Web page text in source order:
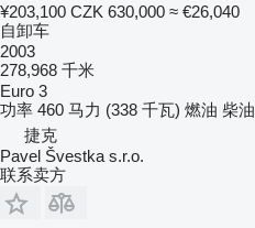
¥203,100 CZK 630,000 ≈ €26,040
自卸车
2003
278,968 千米
Euro 3
功率 460 马力 (338 千瓦) 燃油 柴油
捷克
Pavel Švestka s.r.o.
联系卖方